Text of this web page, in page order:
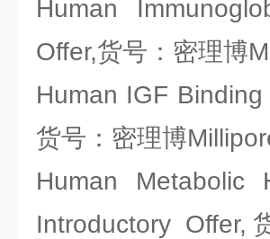
Human
Offer,货号：密理博
Human IGF
货号：密理博
Human Metabolic
Introductory